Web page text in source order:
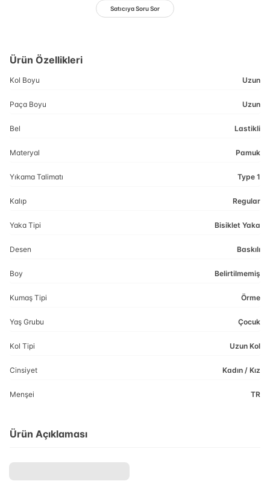
Satıcıya Soru Sor
Ürün Özellikleri
Kol Boyu Uzun
Paça Boyu Uzun
Bel Lastikli
Materyal Pamuk
Yıkama Talimatı Type 1
Kalıp Regular
Yaka Tipi Bisiklet Yaka
Desen Baskılı
Boy Belirtilmemiş
Kumaş Tipi Örme
Yaş Grubu Çocuk
Kol Tipi Uzun Kol
Cinsiyet Kadın / Kız
Menşei TR
Ürün Açıklaması